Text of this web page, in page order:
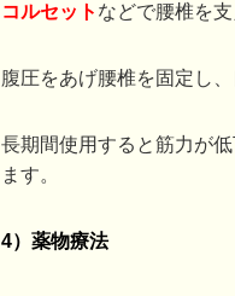
コルセット などで腰椎を
腹圧をあげ腰椎を固定し
長期間使用すると筋力が
ます。
4）薬物療法